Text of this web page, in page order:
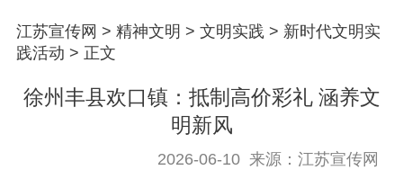
江苏要闻
公示公告
江苏宣传网 > 精神文明 > 文明实践 > 新时代文明实
践活动 > 正文
徐州丰县欢口镇：抵制高价彩礼 涵养文
明新风
2026-06-10 来源：江苏宣传网